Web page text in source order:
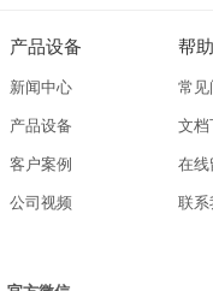
产品设备
新闻中心
产品设备
客户案例
公司视频
帮
常见
文
在
联系